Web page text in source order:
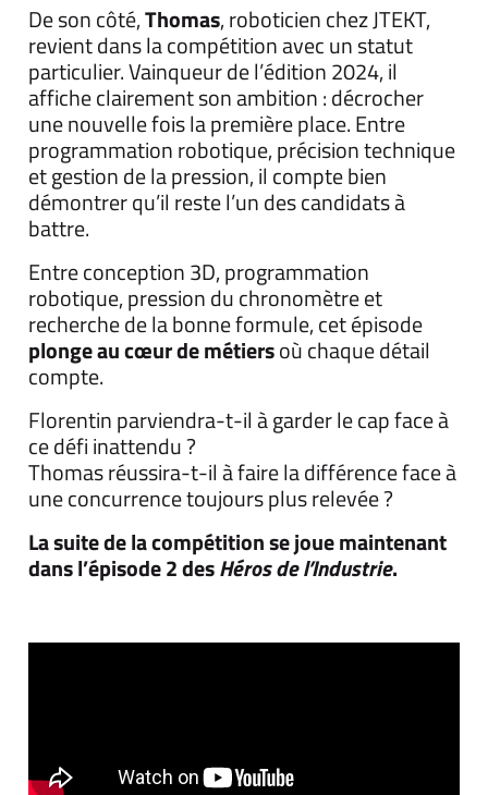
De son côté,Thomas, roboticien chez JTEKT,
revient dans la compétition avec un statut
particulier. Vainqueur de l’édition 2024, il
affiche clairement son ambition : décrocher
une nouvelle fois la première place. Entre
programmation robotique, précision technique
et gestion de la pression, il compte bien
démontrer qu’il reste l’un des candidats à
battre.
Entre conception 3D, programmation
robotique, pression du chronomètre et
recherche de la bonne formule, cet épisode
plonge au cœur de métiersoù chaque détail
compte.
Florentin parviendra-t-il à garder le cap face à
ce défi inattendu ?
Thomas réussira-t-il à faire la différence face à
une concurrence toujours plus relevée ?
La suite de la compétition se joue maintenant
dans l’épisode 2 desHéros de l’Industrie.